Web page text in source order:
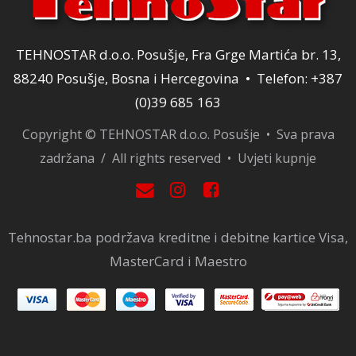
TEHNOSTAR d.o.o. Posušje, Fra Grge Martića br. 13,
88240 Posušje, Bosna i Hercegovina • Telefon: +387
(0)39 685 163
Copyright © TEHNOSTAR d.o.o. Posušje • Sva prava
zadržana / All rights reserved • Uvjeti kupnje
Tehnostar.ba podržava kreditne i debitne kartice Visa,
MasterCard i Maestro